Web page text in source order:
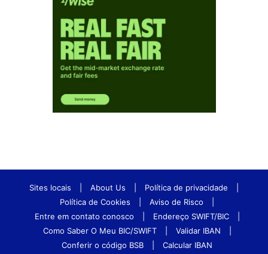
Sites locais About Us Política de privacidade
Política de Cookies
Aviso de Risco
Entre em contato conosco
Endereço SWIFT/BIC
Como Saber O Meu BIC/SWIFT
Validar IBAN
Conferir o código BSB
Calcular IBAN